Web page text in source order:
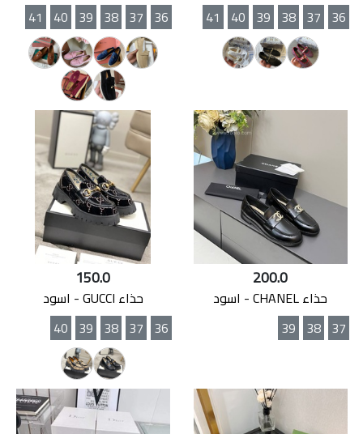
36
37
38
39
40
41
36
37
38
39
40
41
200.0
حذاء CHANEL - اسود
37
38
39
150.0
حذاء GUCCI - اسود
36
37
38
39
40